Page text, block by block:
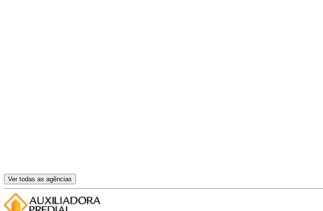
Ver todas as agências